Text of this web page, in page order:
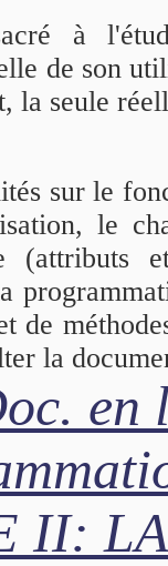
à
de son
la seule
sur le
le
(attributs
de
la
II: